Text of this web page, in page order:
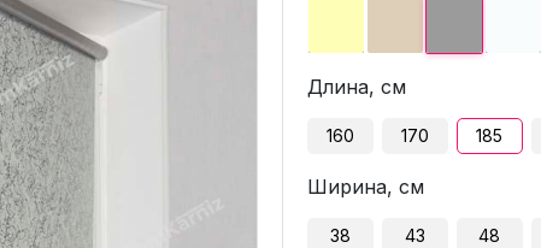
Длина, см
160 170 185
Ширина, см
38 43 48